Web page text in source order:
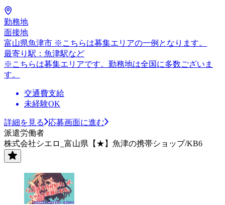
勤務地
面接地
富山県魚津市 ※こちらは募集エリアの一例となります。
最寄り駅：魚津駅など
※こちらは募集エリアです。勤務地は全国に多数ございま
す。
交通費支給
未経験OK
詳細を見る
応募画面に進む
派遣労働者
株式会社シエロ_富山県【★】魚津の携帯ショップ/KB6